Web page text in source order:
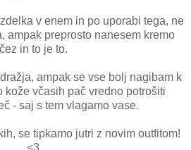
v enem in po uporabi tega, ne
ampak preprosto nanesem kremo
čez in to je to.
ampak se vse bolj nagibam k
kože včasih pač vredno potrošiti
- saj s tem vlagamo vase.
se tipkamo jutri z novim outfitom!